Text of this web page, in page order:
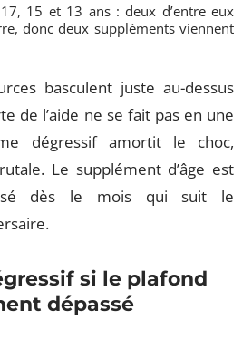
15 et 13 ans : deux d’entre eux
donc deux suppléments viennent
basculent juste au-dessus
de l’aide ne se fait pas en une
dégressif amortit le choc,
Le supplément d’âge est
dès le mois qui suit le
si le plafond
dépassé